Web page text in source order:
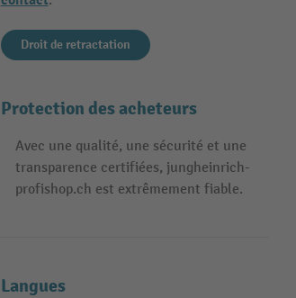
Droit de retractation
Protection des acheteurs
Avec une qualité, une sécurité et une
transparence certifiées, jungheinrich-
profishop.ch est extrêmement fiable.
Langues